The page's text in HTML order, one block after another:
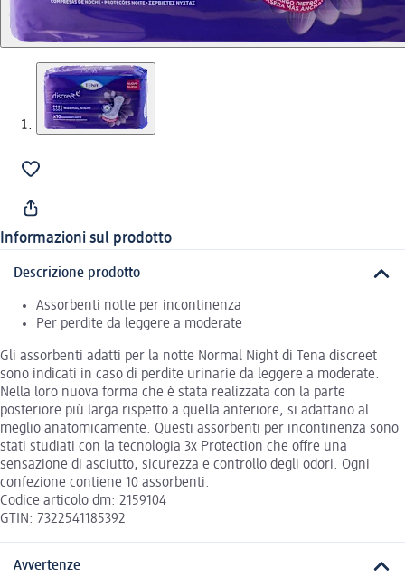
Informazioni sul prodotto
Descrizione prodotto
Assorbenti notte per incontinenza
Per perdite da leggere a moderate
Gli assorbenti adatti per la notte Normal Night di Tena discreet
sono indicati in caso di perdite urinarie da leggere a moderate.
Nella loro nuova forma che è stata realizzata con la parte
posteriore più larga rispetto a quella anteriore, si adattano al
meglio anatomicamente. Questi assorbenti per incontinenza sono
stati studiati con la tecnologia 3x Protection che offre una
sensazione di asciutto, sicurezza e controllo degli odori. Ogni
confezione contiene 10 assorbenti.
Codice articolo dm: 2159104
GTIN: 7322541185392
Avvertenze